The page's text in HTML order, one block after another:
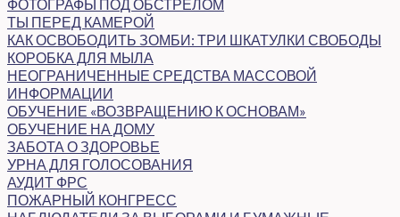
ФОТОГРАФЫ ПОД ОБСТРЕЛОМ
ТЫ ПЕРЕД КАМЕРОЙ
КАК ОСВОБОДИТЬ ЗОМБИ: ТРИ ШКАТУЛКИ СВОБОДЫ
КОРОБКА ДЛЯ МЫЛА
НЕОГРАНИЧЕННЫЕ СРЕДСТВА МАССОВОЙ
ИНФОРМАЦИИ
ОБУЧЕНИЕ «ВОЗВРАЩЕНИЮ К ОСНОВАМ»
ОБУЧЕНИЕ НА ДОМУ
ЗАБОТА О ЗДОРОВЬЕ
УРНА ДЛЯ ГОЛОСОВАНИЯ
АУДИТ ФРС
ПОЖАРНЫЙ КОНГРЕСС